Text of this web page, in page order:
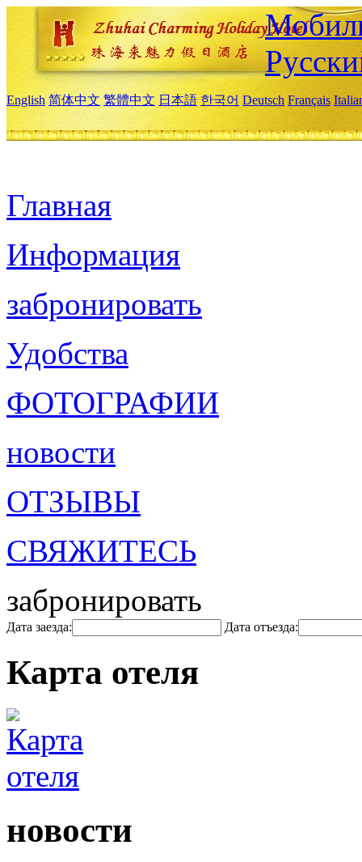
English 简体中文 繁體中文 日本語 한국어 Deutsch Français
Главная
Информация
забронировать
Удобства
ФОТОГРАФИИ
новости
ОТЗЫВЫ
СВЯЖИТЕСЬ
забронировать
Дата заезда: Дата отъезда:
Карта отеля
новости